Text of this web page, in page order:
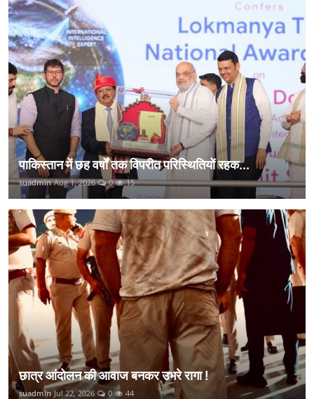
पाकिस्तान में छह वर्षों तक विपरीत परिस्थितियों रहक...
suadmin Aug 1, 2026 0 15
छात्र आंदोलन की आवाज बनकर उभरे रागा !
suadmin Jul 22, 2026 0 44